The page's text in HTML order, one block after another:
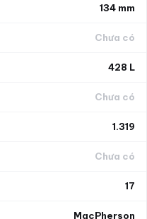
134 mm
Chưa có
428 L
Chưa có
1.319
Chưa có
17
MacPherson